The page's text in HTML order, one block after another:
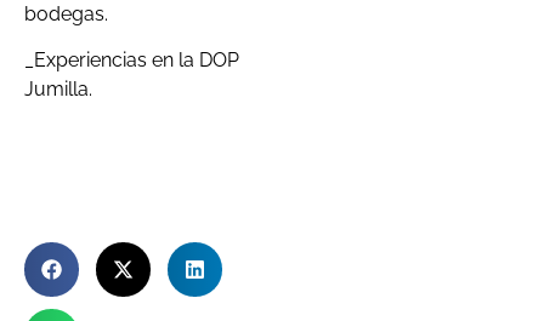
bodegas.
_Experiencias en la DOP
Jumilla.